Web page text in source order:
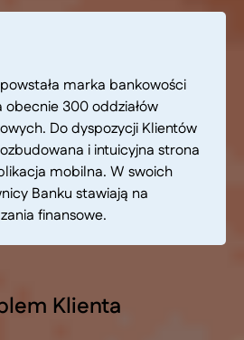
marka bankowości
obecnie 300 oddziałów
Do dyspozycji Klientów
i intuicyjna strona
mobilna. W swoich
Banku stawiają na
finansowe.
Klienta